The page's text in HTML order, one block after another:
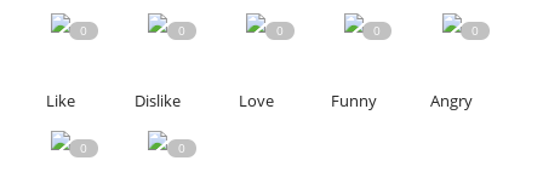
0
Like
0
Dislike
0
Love
0
Funny
0
Angry
0 0